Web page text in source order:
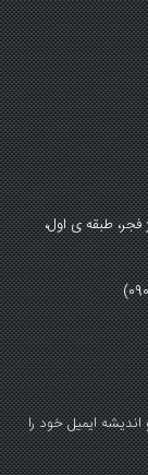
فجر، طبقه ی اول،
ایمیل خود را